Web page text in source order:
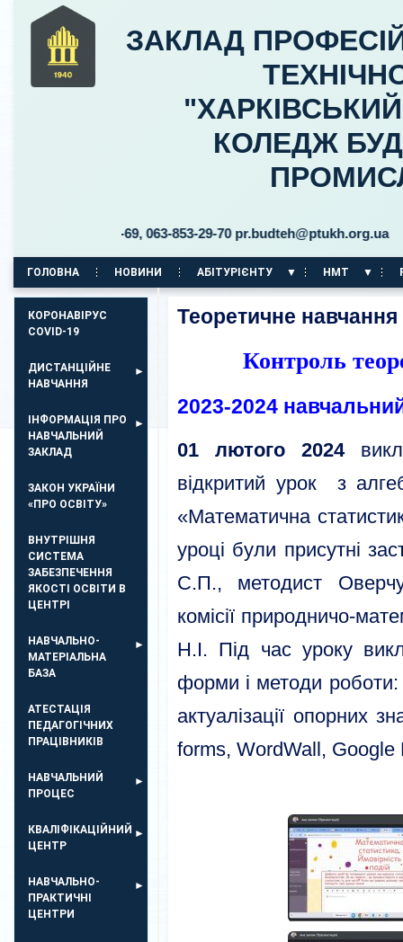
ЗАКЛАД
КОЛЕДЖ
29-69, 063-853-29-70 pr.budteh@ptukh.org.ua
ГОЛОВНА НОВИНИ АБІТУРІЄНТУ НМТ
КОРОНАВІРУС
COVID-19
ДИСТАНЦІЙНЕ
НАВЧАННЯ
ІНФОРМАЦІЯ ПРО
НАВЧАЛЬНИЙ
ЗАКЛАД
ЗАКОН УКРАЇНИ
«ПРО ОСВІТУ»
ВНУТРІШНЯ
СИСТЕМА
ЗАБЕЗПЕЧЕННЯ
ЯКОСТІ ОСВІТИ В
ЦЕНТРІ
НАВЧАЛЬНО-
МАТЕРІАЛЬНА
БАЗА
АТЕСТАЦІЯ
ПЕДАГОГІЧНИХ
ПРАЦІВНИКІВ
НАВЧАЛЬНИЙ
ПРОЦЕС
КВАЛІФІКАЦІЙНИЙ
ЦЕНТР
НАВЧАЛЬНО-
ПРАКТИЧНІ
ЦЕНТРИ
Теоретичне навчання
Контроль
2023-2024
01 лютого 2024
відкритий урок з
«Математична
уроці були присутні
С.П., методист
комісії природничо-
Н.І. Під час уроку
форми і методи
актуалізації опорних
forms, WordWall, Google